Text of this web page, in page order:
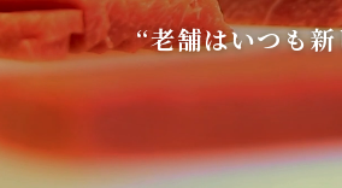
“老舗はいつも